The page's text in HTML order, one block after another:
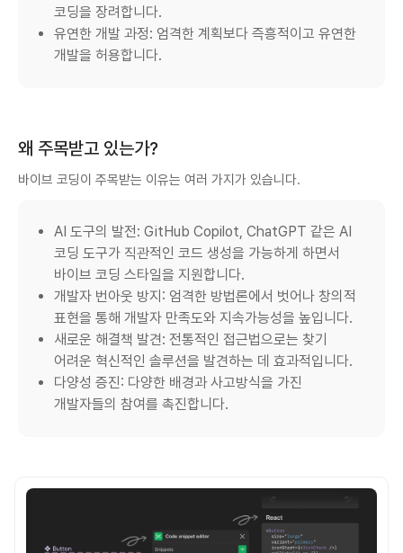
코딩을 장려합니다.
유연한 개발 과정: 엄격한 계획보다 즉흥적이고 유연한
개발을 허용합니다.
왜 주목받고 있는가?
바이브 코딩이 주목받는 이유는 여러 가지가 있습니다.
AI 도구의 발전: GitHub Copilot, ChatGPT 같은 AI
코딩 도구가 직관적인 코드 생성을 가능하게 하면서
바이브 코딩 스타일을 지원합니다.
개발자 번아웃 방지: 엄격한 방법론에서 벗어나 창의적
표현을 통해 개발자 만족도와 지속가능성을 높입니다.
새로운 해결책 발견: 전통적인 접근법으로는 찾기
어려운 혁신적인 솔루션을 발견하는 데 효과적입니다.
다양성 증진: 다양한 배경과 사고방식을 가진
개발자들의 참여를 촉진합니다.